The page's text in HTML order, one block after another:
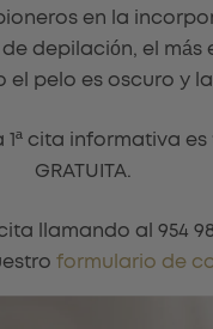
en la
depilación, el más
el pelo es oscuro y
1ª cita informativa
GRATUITA.
llamando al 954
formulario de